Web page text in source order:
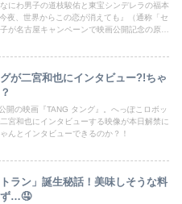
にわ男子の道枝駿佑と東宝シンデレラの福本
夜、世界からこの恋が消えても』（通称「セ
が名古屋キャンペーンで映画公開記念の原作
が二宮和也にインタビュー?!ちゃ
開の映画『TANG タング』。へっぽこロボッ
宮和也にインタビューする映像が本日解禁に
んとインタビューできるのか？！
トラン」誕生秘話！美味しそうな料
ず…🤤